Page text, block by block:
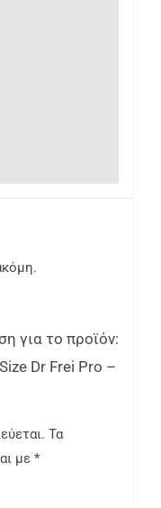
για το προϊόν:
Dr Frei Pro –
Τα
με *